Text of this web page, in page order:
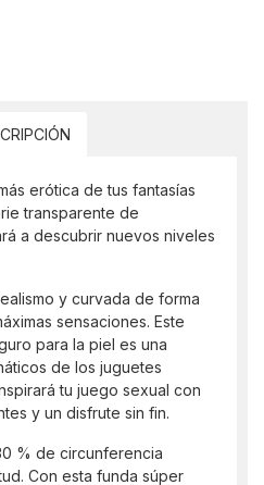
erótica de tus fantasías
transparente de
a descubrir nuevos niveles
y curvada de forma
sensaciones. Este
para la piel es una
de los juguetes
tu juego sexual con
y un disfrute sin fin.
% de circunferencia
Con esta funda súper